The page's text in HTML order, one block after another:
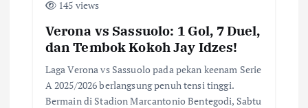
145 views
Verona vs Sassuolo: 1 Gol, 7 Duel,
dan Tembok Kokoh Jay Idzes!
Laga Verona vs Sassuolo pada pekan keenam Serie
A 2025/2026 berlangsung penuh tensi tinggi.
Bermain di Stadion Marcantonio Bentegodi, Sabtu